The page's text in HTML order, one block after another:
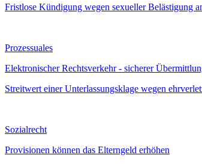
Fristlose Kündigung wegen sexueller Belästigung
Prozessuales
Elektronischer Rechtsverkehr - sicherer
Streitwert einer Unterlassungsklage wegen
Sozialrecht
Provisionen können das Elterngeld erhöhen